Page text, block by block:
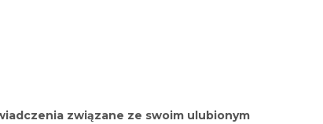
związane ze swoim ulubionym